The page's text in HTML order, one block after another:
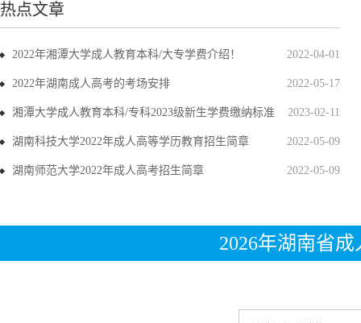
热点文章
2022-04-01
2022年湘潭大学成人教育本科/大专学费介绍！
2022-05-17
2022年湖南成人高考的考场安排
2023-02-11
湘潭大学成人教育本科/专科2023级新生学费缴纳标准
2022-05-09
湖南科技大学2022年成人高等学历教育招生简章
2022-05-09
湖南师范大学2022年成人高考招生简章
2026年湖南省